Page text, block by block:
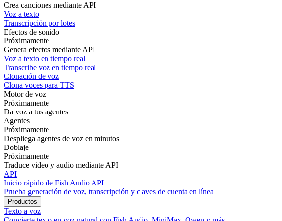
Crea canciones mediante API
Voz a texto
Transcripción por lotes
Efectos de sonido
Próximamente
Genera efectos mediante API
Voz a texto en tiempo real
Transcribe voz en tiempo real
Clonación de voz
Clona voces para TTS
Motor de voz
Próximamente
Da voz a tus agentes
Agentes
Próximamente
Despliega agentes de voz en minutos
Doblaje
Próximamente
Traduce video y audio mediante API
API
Inicio rápido de Fish Audio API
Prueba generación de voz, transcripción y claves de cuenta en línea
Productos
Texto a voz